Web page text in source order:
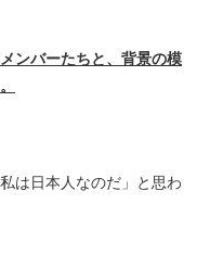
ンバーたちと、背景の模
は日本人なのだ」と思わ